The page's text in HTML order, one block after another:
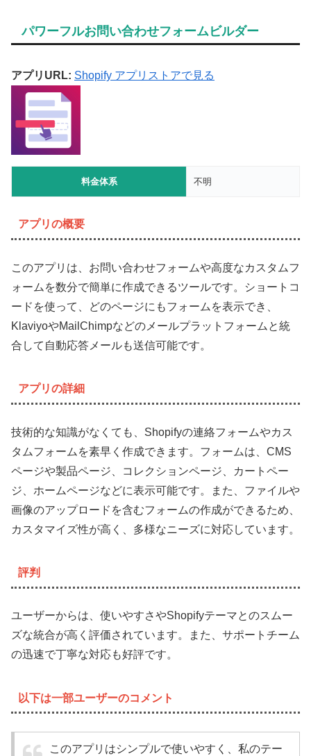
パワーフルお問い合わせフォームビルダー
アプリURL: Shopify アプリストアで見る
料金体系 不明
アプリの概要
このアプリは、お問い合わせフォームや高度なカスタムフ
ォームを数分で簡単に作成できるツールです。ショートコ
ードを使って、どのページにもフォームを表示でき、
KlaviyoやMailChimpなどのメールプラットフォームと統
合して自動応答メールも送信可能です。
アプリの詳細
技術的な知識がなくても、Shopifyの連絡フォームやカス
タムフォームを素早く作成できます。フォームは、CMS
ページや製品ページ、コレクションページ、カートペー
ジ、ホームページなどに表示可能です。また、ファイルや
画像のアップロードを含むフォームの作成ができるため、
カスタマイズ性が高く、多様なニーズに対応しています。
評判
ユーザーからは、使いやすさやShopifyテーマとのスムー
ズな統合が高く評価されています。また、サポートチーム
の迅速で丁寧な対応も好評です。
以下は一部ユーザーのコメント
このアプリはシンプルで使いやすく、私のテー